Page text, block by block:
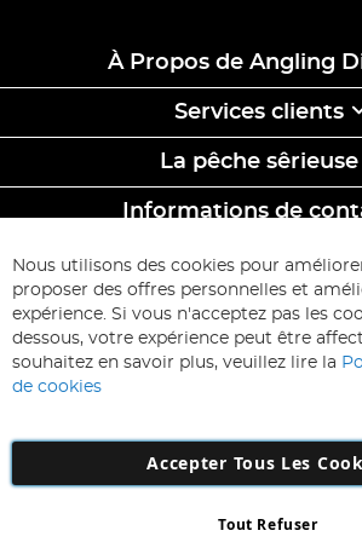
À Propos de Angling
Services clients
La pêche sêrieuse
Informations de
ABONNEZ-VOUS &
Inscription
à
d’information
:
Inscription
Nous utilisons des cookies pour
proposer des offres personnelles et
expérience. Si vous n'acceptez pas les
dessous, votre expérience peut être
souhaitez en savoir plus, veuillez lire la
de cookies
Accepter Tous Les
Tout Refuser